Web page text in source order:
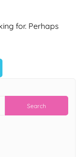
for. Perhaps